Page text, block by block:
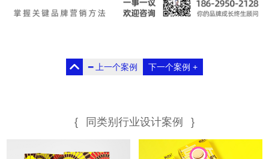
━上一个案例 下一个案例 +
{ 同类别行业设计案例 }